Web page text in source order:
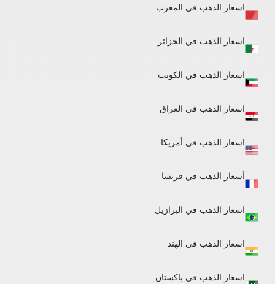
اسعار الذهب في المغرب
اسعار الذهب في الجزائر​
اسعار الذهب في الكويت
اسعار الذهب في العراق
اسعار الذهب في أمريكا
أسعار الذهب في فرنسا
اسعار الذهب في البرازيل
اسعار الذهب في الهند
اسعار الذهب في باكستان